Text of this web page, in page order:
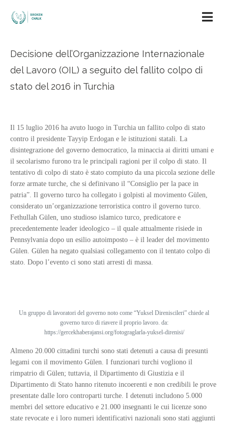
Decisione dell’Organizzazione Internazionale
del Lavoro (OIL) a seguito del fallito colpo di
stato del 2016 in Turchia
Il 15 luglio 2016 ha avuto luogo in Turchia un fallito colpo di stato
contro il presidente Tayyip Erdogan e le istituzioni statali. La
disintegrazione del governo democratico, la minaccia ai diritti umani e
il secolarismo furono tra le principali ragioni per il colpo di stato. Il
tentativo di colpo di stato è stato compiuto da una piccola sezione delle
forze armate turche, che si definivano il “Consiglio per la pace in
patria”. Il governo turco ha collegato i golpisti al movimento Gülen,
considerato un’organizzazione terroristica contro il governo turco.
Fethullah Gülen, uno studioso islamico turco, predicatore e
precedentemente leader ideologico – il quale attualmente risiede in
Pennsylvania dopo un esilio autoimposto – è il leader del movimento
Gülen. Gülen ha negato qualsiasi collegamento con il tentato colpo di
stato. Dopo l’evento ci sono stati arresti di massa.
Un gruppo di lavoratori del governo noto come “Yuksel Direniscileri” chiede al
governo turco di riavere il proprio lavoro. da:
https://gercekhaberajansi.org/fotograglarla-yuksel-direnisi/
Almeno 20.000 cittadini turchi sono stati detenuti a causa di presunti
legami con il movimento Gülen. I funzionari turchi vogliono il
rimpatrio di Gülen; tuttavia, il Dipartimento di Giustizia e il
Dipartimento di Stato hanno ritenuto incoerenti e non credibili le prove
presentate dalle loro controparti turche. I detenuti includono 5.000
membri del settore educativo e 21.000 insegnanti le cui licenze sono
state revocate e i loro numeri identificativi nazionali sono stati aggiunti